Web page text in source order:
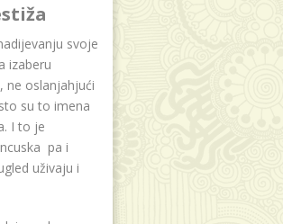
svoje
izaberu
ne oslanjahjući
su to imena
I to je
pa i
uživaju i